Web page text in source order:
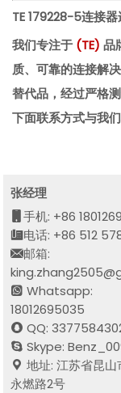
TE 179228-5连接器
我们专注于 (TE)品
质、可靠的连接解
替代品，经过严格
下面联系方式与我们
张经理
手机: +86
电话: +86 512
邮箱:
Whatsapp:
18012695035
QQ:
Skype:
地址: 江苏省昆
永燃路2号